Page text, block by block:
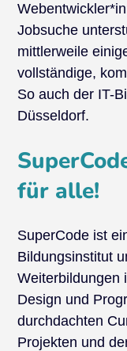
Jobsuche
mittlerweile
vollständige,
So auch der IT-
Düsseldorf.
für alle!
SuperCode ist
Bildungsinstitut
Weiterbildungen
Design und
durchdachten
Projekten und